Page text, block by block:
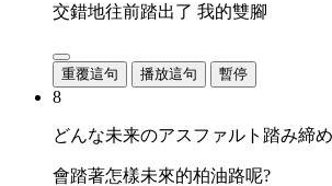
交錯地往前踏出了 我的雙腳
重覆這句 播放這句 暫停
8
どんな未来のアスファルト踏み締
會踏著怎樣未來的柏油路呢?